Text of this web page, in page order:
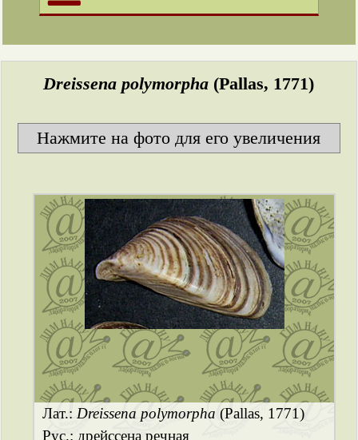
Dreissena polymorpha (Pallas, 1771)
Нажмите на фото для его увеличения
Лат.: Dreissena polymorpha (Pallas, 1771)
Рус.: дрейссена речная